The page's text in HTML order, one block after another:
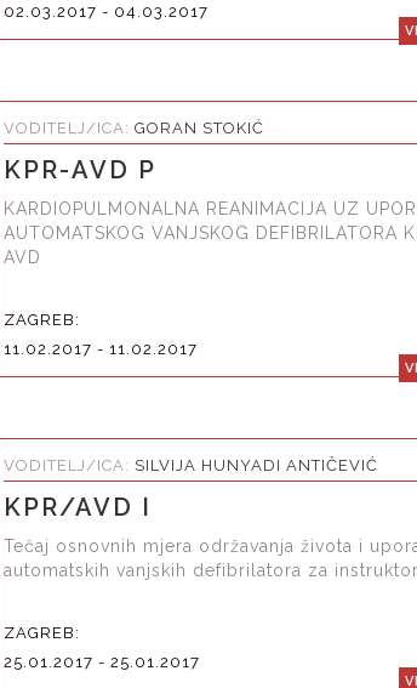
02.03.2017 - 04.03.2017
VODITELJ/ICA: GORAN STOKIĆ
KPR-AVD P
KARDIOPULMONALNA REANIMACIJA UZ
AUTOMATSKOG VANJSKOG DEFIBRILATORA
AVD
ZAGREB:
11.02.2017 - 11.02.2017
VODITELJ/ICA: SILVIJA HUNYADI ANTIČEVIĆ
KPR/AVD I
Tečaj osnovnih mjera održavanja života i
automatskih vanjskih defibrilatora za
ZAGREB:
25.01.2017 - 25.01.2017